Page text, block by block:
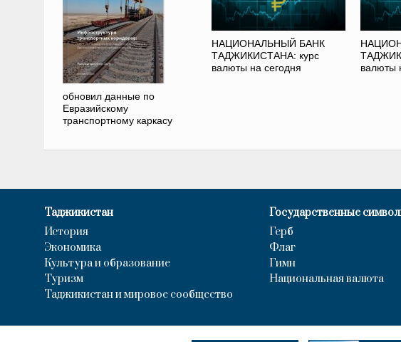
обновил данные по
Евразийскому
транспортному каркасу
НАЦИОНАЛЬНЫЙ БАНК
ТАДЖИКИСТАНА: курс
валюты на сегодня
валюты
Таджикистан
История
Экономика
Культура и образование
Туризм
Таджикистан и мировое сообщество
Государственные
Герб
Флаг
Гимн
Национальная валюта